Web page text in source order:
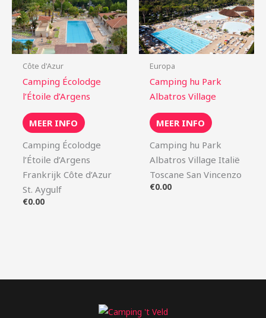
Côte d'Azur
Camping Écolodge
l’Étoile d’Argens
MEER INFO
Camping Écolodge
l’Étoile d’Argens
Frankrijk Côte d’Azur
St. Aygulf
€0.00
Europa
Camping hu Park
Albatros Village
MEER INFO
Camping hu Park
Albatros Village Italië
Toscane San Vincenzo
€0.00